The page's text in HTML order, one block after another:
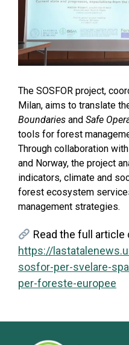
The SOSFOR project,
Milan, aims to translate
Boundaries and Safe
tools for forest
Through collaboration
and Norway, the project
indicators, climate and
forest ecosystem
management strategies.
Read the full article
https://
sosfor-per-svelare-
per-foreste-europee